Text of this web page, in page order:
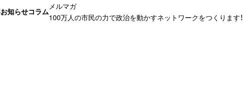
お知らせコラム
メルマガ
100万人の市民の力で政治を動かすネットワークをつくります！